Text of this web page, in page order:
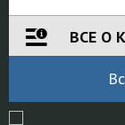
ВСЕ О